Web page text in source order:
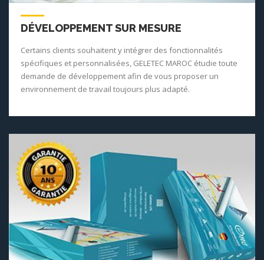
DÉVELOPPEMENT SUR MESURE
Certains clients souhaitent y intégrer des fonctionnalités
spécifiques et personnalisées, GELETEC MAROC étudie toute
demande de développement afin de vous proposer un
environnement de travail toujours plus adapté.